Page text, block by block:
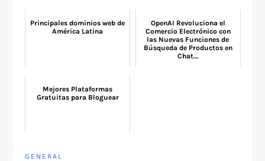
Principales dominios web de
América Latina
OpenAI Revoluciona el
Comercio Electrónico con
las Nuevas Funciones de
Búsqueda de Productos en
Chat...
Mejores Plataformas
Gratuitas para Bloguear
GENERAL